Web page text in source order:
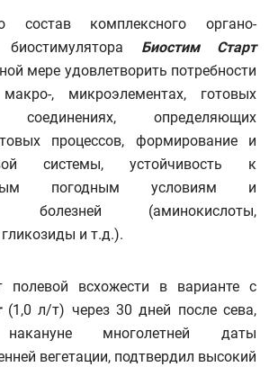
состав комплексного органо-
биостимулятора Биостим Старт
мере удовлетворить потребности
, микроэлементах, готовых
соединениях, определяющих
процессов, формирование и
системы, устойчивость к
погодным условиям и
болезней (аминокислоты,
и т.д.).
полевой всхожести в варианте с
(1,0 л/т) через 30 дней после сева,
накануне многолетней даты
вегетации, подтвердил высокий